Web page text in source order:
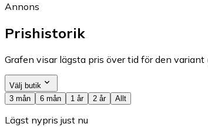
Annons
Prishistorik
Grafen visar lägsta pris över tid för den
Välj butik
3 mån
6 mån 1 år 2 år Allt
Lägst nypris just nu